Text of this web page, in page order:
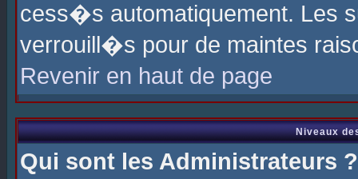
cess�s automatiquement. Les
verrouill�s pour de maintes
Revenir en haut de page
Niveaux
Qui sont les Administrateurs ?